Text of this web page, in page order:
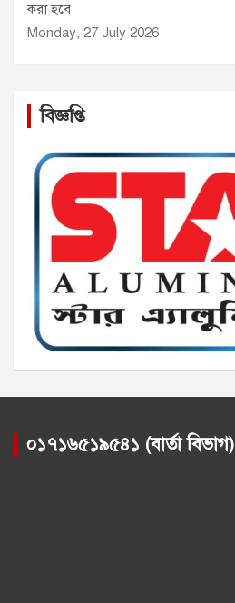
করা হবে
Monday, 27 July 2026
বিজ্ঞপ্তি
০১৭১৬৫১৯৫৪১ (বার্তা বিভাগ)